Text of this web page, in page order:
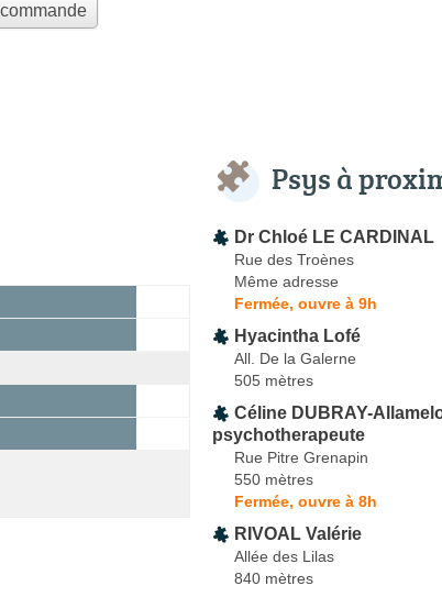
Psys à
Dr Chloé LE CARDINAL
Rue des Troènes
Même adresse
Fermée, ouvre à 9h
Hyacintha Lofé
All. De la Galerne
505 mètres
Céline DUBRAY-
psychotherapeute
Rue Pitre Grenapin
550 mètres
Fermée, ouvre à 8h
RIVOAL Valérie
Allée des Lilas
840 mètres